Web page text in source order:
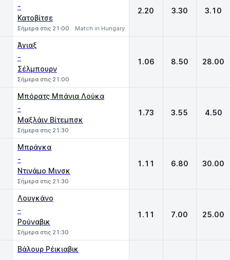
-
Κατοβίτσε
Σήμερα στις 21:00 Match in Hungary
2.20 3.30 3.10
Άγιαξ
-
Σέλμπουρν
Σήμερα στις 21:00
1.06 8.50 28.00
Μπόρατς Μπάνια Λούκα
-
Μαξλάιν Βίτεμπσκ
Σήμερα στις 21:30
1.73 3.55 4.50
Μπράγκα
-
Ντινάμο Μινσκ
Σήμερα στις 21:30
1.11 6.80 30.00
Λουγκάνο
-
Ρούναβικ
Σήμερα στις 21:30
1.11 7.00 25.00
Βάλουρ Ρέικιαβικ